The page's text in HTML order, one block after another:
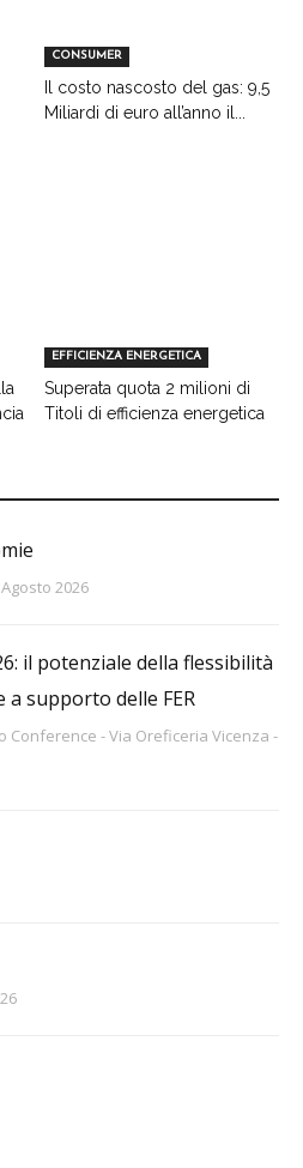
CONSUMER
Il costo nascosto del gas: 9,5
Miliardi di euro all’anno il...
EFFICIENZA ENERGETICA
Superata quota 2 milioni di
Titoli di efficienza energetica
2026
il potenziale della flessibilità
a supporto delle FER
Conference - Via Oreficeria Vicenza -